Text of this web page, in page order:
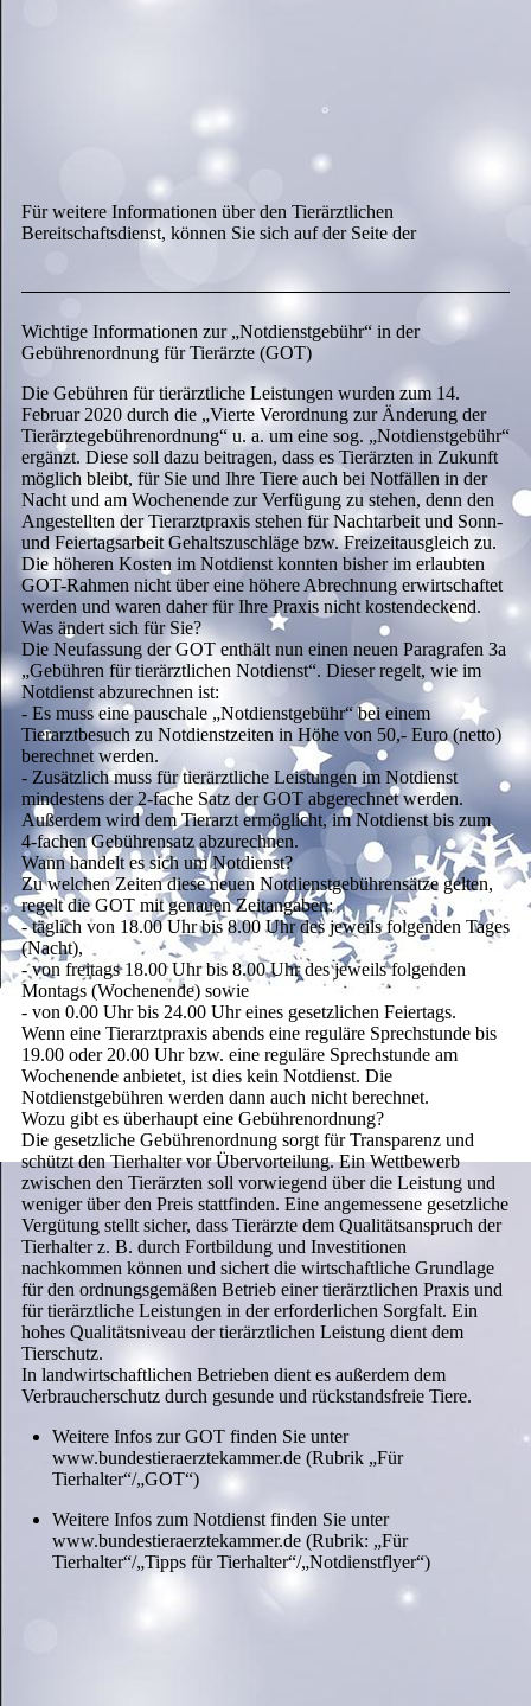
Für weitere Informationen über den Tierärztlichen
Bereitschaftsdienst, können Sie sich auf der Seite der
Wichtige Informationen zur „Notdienstgebühr“ in der
Gebührenordnung für Tierärzte (GOT)
Die Gebühren für tierärztliche Leistungen wurden zum 14.
Februar 2020 durch die „Vierte Verordnung zur Änderung der
Tierärztegebührenordnung“ u. a. um eine sog. „Notdienstgebühr“
ergänzt. Diese soll dazu beitragen, dass es Tierärzten in Zukunft
möglich bleibt, für Sie und Ihre Tiere auch bei Notfällen in der
Nacht und am Wochenende zur Verfügung zu stehen, denn den
Angestellten der Tierarztpraxis stehen für Nachtarbeit und Sonn-
und Feiertagsarbeit Gehaltszuschläge bzw. Freizeitausgleich zu.
Die höheren Kosten im Notdienst konnten bisher im erlaubten
GOT-Rahmen nicht über eine höhere Abrechnung erwirtschaftet
werden und waren daher für Ihre Praxis nicht kostendeckend.
Was ändert sich für Sie?
Die Neufassung der GOT enthält nun einen neuen Paragrafen 3a
„Gebühren für tierärztlichen Notdienst“. Dieser regelt, wie im
Notdienst abzurechnen ist:
- Es muss eine pauschale „Notdienstgebühr“ bei einem
Tierarztbesuch zu Notdienstzeiten in Höhe von 50,- Euro (netto)
berechnet werden.
- Zusätzlich muss für tierärztliche Leistungen im Notdienst
mindestens der 2-fache Satz der GOT abgerechnet werden.
Außerdem wird dem Tierarzt ermöglicht, im Notdienst bis zum
4-fachen Gebührensatz abzurechnen.
Wann handelt es sich um Notdienst?
Zu welchen Zeiten diese neuen Notdienstgebührensätze gelten,
regelt die GOT mit genauen Zeitangaben:
- täglich von 18.00 Uhr bis 8.00 Uhr des jeweils folgenden Tages
(Nacht),
- von freitags 18.00 Uhr bis 8.00 Uhr des jeweils folgenden
Montags (Wochenende) sowie
- von 0.00 Uhr bis 24.00 Uhr eines gesetzlichen Feiertags.
Wenn eine Tierarztpraxis abends eine reguläre Sprechstunde bis
19.00 oder 20.00 Uhr bzw. eine reguläre Sprechstunde am
Wochenende anbietet, ist dies kein Notdienst. Die
Notdienstgebühren werden dann auch nicht berechnet.
Wozu gibt es überhaupt eine Gebührenordnung?
Die gesetzliche Gebührenordnung sorgt für Transparenz und
schützt den Tierhalter vor Übervorteilung. Ein Wettbewerb
zwischen den Tierärzten soll vorwiegend über die Leistung und
weniger über den Preis stattfinden. Eine angemessene gesetzliche
Vergütung stellt sicher, dass Tierärzte dem Qualitätsanspruch der
Tierhalter z. B. durch Fortbildung und Investitionen
nachkommen können und sichert die wirtschaftliche Grundlage
für den ordnungsgemäßen Betrieb einer tierärztlichen Praxis und
für tierärztliche Leistungen in der erforderlichen Sorgfalt. Ein
hohes Qualitätsniveau der tierärztlichen Leistung dient dem
Tierschutz.
In landwirtschaftlichen Betrieben dient es außerdem dem
Verbraucherschutz durch gesunde und rückstandsfreie Tiere.
Weitere Infos zur GOT finden Sie unter
www.bundestieraerztekammer.de (Rubrik „Für
Tierhalter“/„GOT“)
Weitere Infos zum Notdienst finden Sie unter
www.bundestieraerztekammer.de (Rubrik: „Für
Tierhalter“/„Tipps für Tierhalter“/„Notdienstflyer“)